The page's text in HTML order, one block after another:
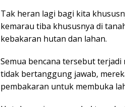
Tak heran lagi bagi kita
kemarau tiba khususnya di
kebakaran hutan dan lahan.
Semua bencana tersebut
tidak bertanggung jawab,
pembakaran untuk membuka